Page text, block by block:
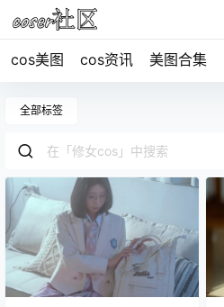
cos美图 cos资讯 美图合集
全部标签